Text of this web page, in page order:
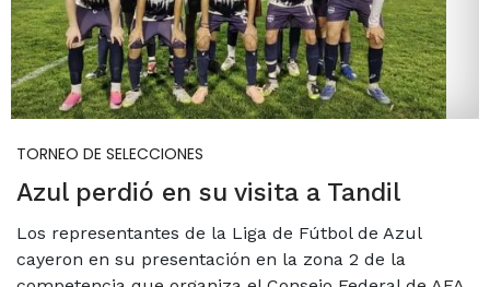
TORNEO DE SELECCIONES
Azul perdió en su visita a Tandil
Los representantes de la Liga de Fútbol de Azul
cayeron en su presentación en la zona 2 de la